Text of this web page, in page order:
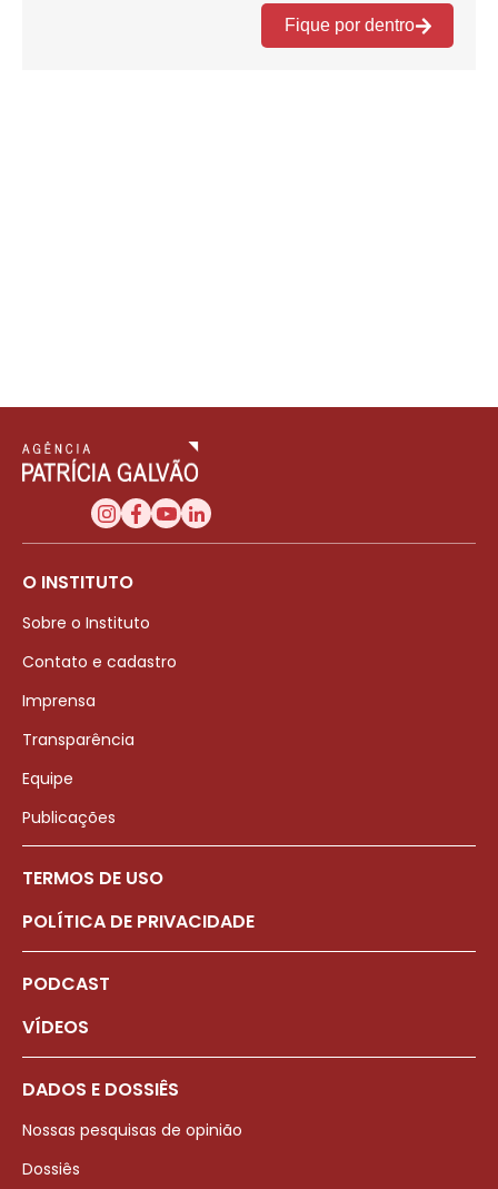
O INSTITUTO
Sobre o Instituto
Contato e cadastro
Imprensa
Transparência
Equipe
Publicações
TERMOS DE USO
POLÍTICA DE PRIVACIDADE
PODCAST
VÍDEOS
DADOS E DOSSIÊS
Nossas pesquisas de opinião
Dossiês